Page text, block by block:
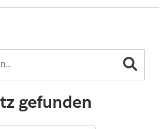
gefunden